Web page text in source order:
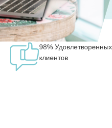
98% Удовлетворенных
клиентов